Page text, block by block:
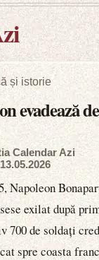
și istorie
evadează
Calendar Azi
Napoleon
exilat după
700 de soldați
spre coasta